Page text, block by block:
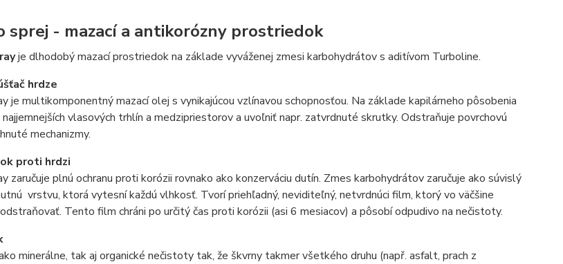
sprej - mazací a antikorózny prostriedok
je dlhodobý mazací prostriedok na základe vyváženej zmesi karbohydrátov s aditívom Turboline.
hrdze
je multikomponentný mazací olej s vynikajúcou vzlínavou schopnosťou. Na základe kapilárneho pôsobenia
vlasových trhlín a medzipriestorov a uvoľniť napr. zatvrdnuté skrutky. Odstraňuje povrchovú
mechanizmy.
proti hrdzi
zaručuje plnú ochranu proti korózii rovnako ako konzerváciu dutín. Zmes karbohydrátov zaručuje ako súvislý
vrstvu, ktorá vytesní každú vlhkosť. Tvorí priehľadný, neviditeľný, netvrdnúci film, ktorý vo väčšine
Tento film chráni po určitý čas proti korózii (asi 6 mesiacov) a pôsobí odpudivo na nečistoty.
minerálne, tak aj organické nečistoty tak, že škvrny takmer všetkého druhu (např. asfalt, prach z